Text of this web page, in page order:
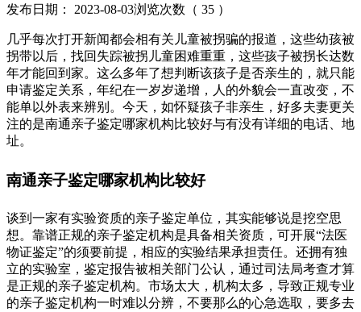
发布日期：
2023-08-03浏览次数（ 35 ）
几乎每次打开新闻都会相有关儿童被拐骗的报道，这些幼孩被
拐带以后，找回失踪被拐儿童困难重重，这些孩子被拐长达数
年才能回到家。这么多年了想判断该孩子是否亲生的，就只能
申请鉴定关系，年纪在一岁岁递增，人的外貌会一直改变，不
能单以外表来辨别。今天，如怀疑孩子非亲生，好多夫妻更关
注的是南通亲子鉴定哪家机构比较好与有没有详细的电话、地
址。
南通亲子鉴定哪家机构比较好
谈到一家有实验资质的亲子鉴定单位，其实能够说是挖空思
想。靠谱正规的亲子鉴定机构是具备相关资质，可开展“法医
物证鉴定”的须要前提，相应的实验结果承担责任。还拥有独
立的实验室，鉴定报告被相关部门公认，通过司法局考查才算
是正规的亲子鉴定机构。市场太大，机构太多，导致正规专业
的亲子鉴定机构一时难以分辨，不要那么的心急选取，要多去